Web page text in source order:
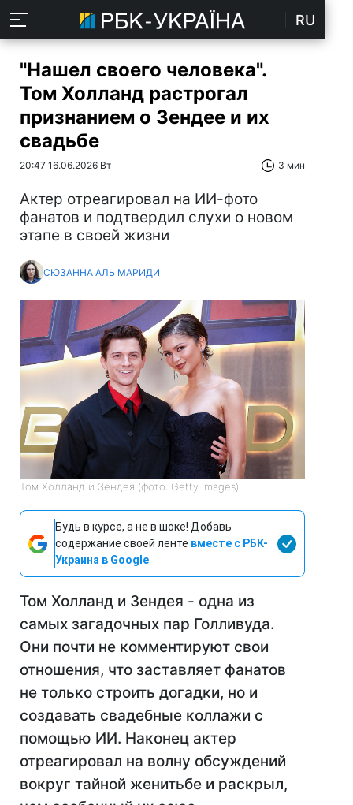
RU
"Нашел своего человека".
Том Холланд растрогал
признанием о Зендее и их
свадьбе
20:47 16.06.2026 Вт 3 мин
Актер отреагировал на ИИ-фото
фанатов и подтвердил слухи о новом
этапе в своей жизни
СЮЗАННА АЛЬ МАРИДИ
Том Холланд и Зендея (фото: Getty Images)
Будь в курсе, а не в шоке! Добавь
содержание своей ленте вместе с РБК-
Украина в Google
Том Холланд и Зендея - одна из
самых загадочных пар Голливуда.
Они почти не комментируют свои
отношения, что заставляет фанатов
не только строить догадки, но и
создавать свадебные коллажи с
помощью ИИ. Наконец актер
отреагировал на волну обсуждений
вокруг тайной женитьбе и раскрыл,